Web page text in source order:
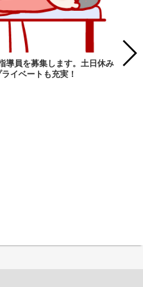
導員を募集します。土日休み
イベートも充実！